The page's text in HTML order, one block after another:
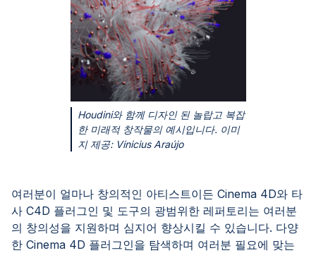
Houdini와 함께 디자인 된 놀랍고 복잡
한 미래적 창작물의 예시입니다. 이미
지 제공: Vinicius Araújo
여러분이 얼마나 창의적인 아티스트이든 Cinema 4D와 타
사 C4D 플러그인 및 도구의 광범위한 레퍼토리는 여러분
의 창의성을 지원하며 심지어 향상시킬 수 있습니다. 다양
한 Cinema 4D 플러그인을 탐색하며 여러분 필요에 맞는